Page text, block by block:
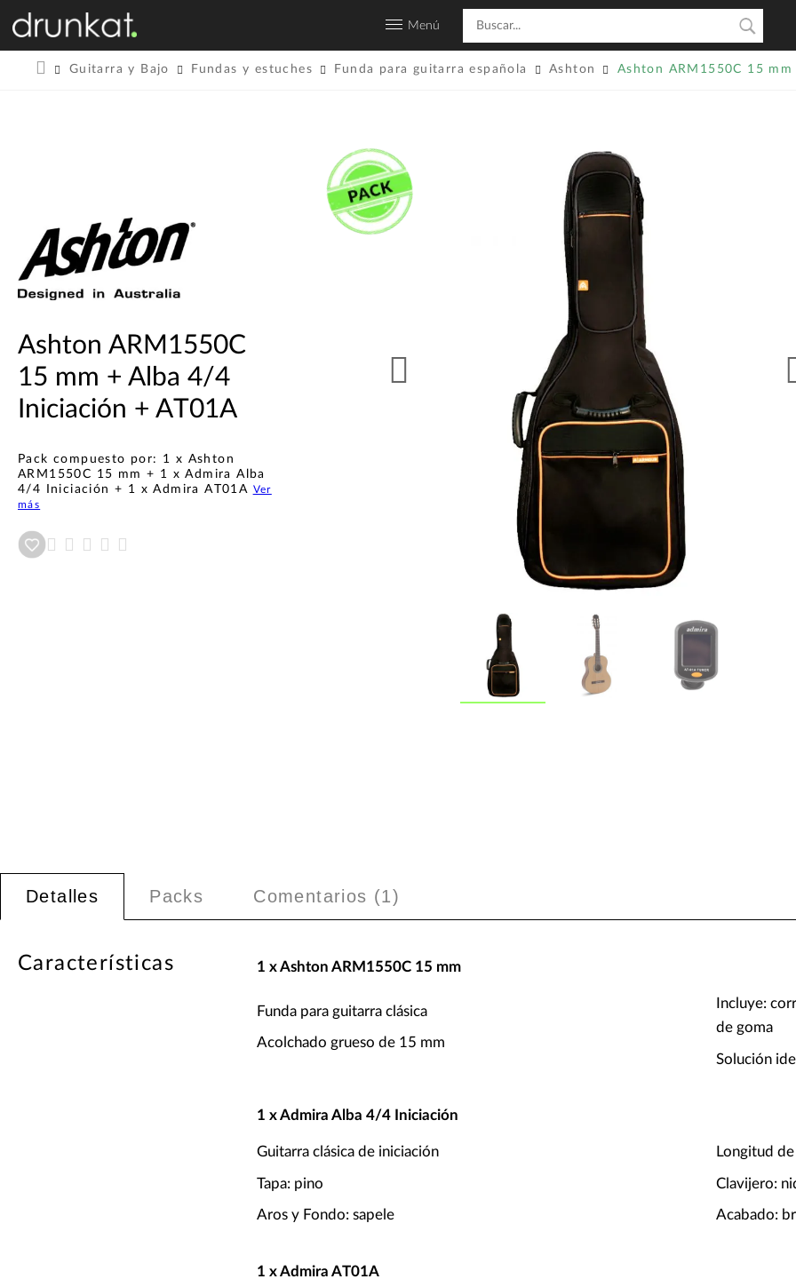
Menú
Guitarra y Bajo Fundas y estuches Funda para guitarra española Ashton Ashton ARM1550C 15
Ashton ARM1550C
15 mm + Alba 4/4
Iniciación + AT01A
Pack compuesto por: 1 x Ashton
ARM1550C 15 mm + 1 x Admira Alba
4/4 Iniciación + 1 x Admira AT01A Ver
más
Detalles Packs Comentarios (1)
Características 1 x Ashton ARM1550C 15 mm
Funda para guitarra clásica
Acolchado grueso de 15 mm
Incluye:
de goma
Solución
1 x Admira Alba 4/4 Iniciación
Guitarra clásica de iniciación
Tapa: pino
Aros y Fondo: sapele
Longitud
Clavijero:
Acabado:
1 x Admira AT01A